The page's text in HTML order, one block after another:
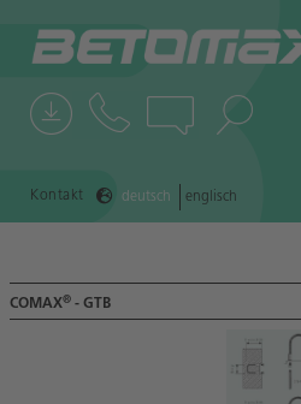
Kontakt deutsch englisch
UNTERNEHMEN
ANSPRECHPARTNER
NEWS
COMAX® - GTB